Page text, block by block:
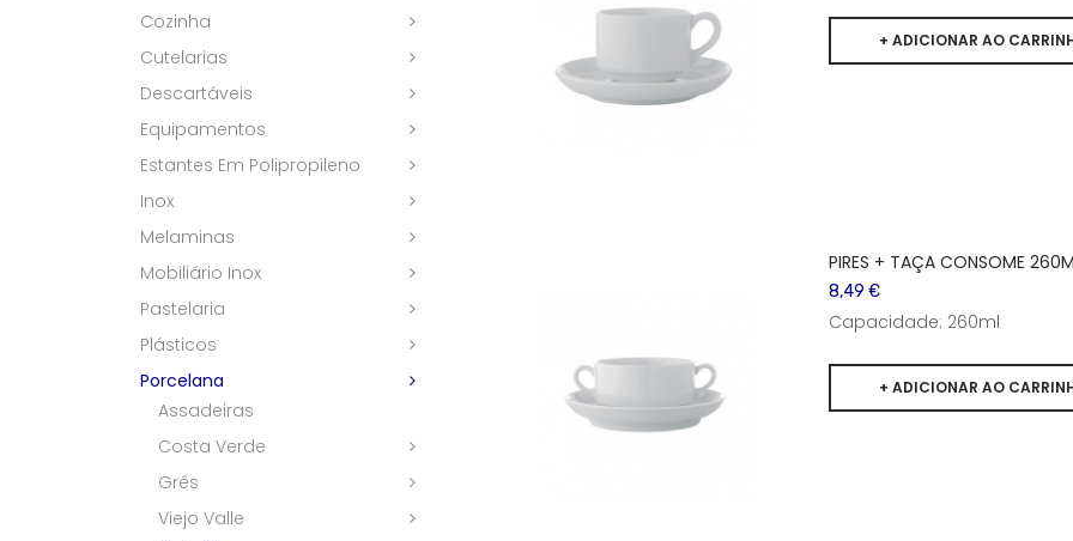
Cozinha
Cutelarias
Descartáveis
Equipamentos
Estantes Em Polipropileno
Inox
Melaminas
Mobiliário Inox
Pastelaria
Plásticos
Porcelana
Assadeiras
Costa Verde
Grês
Viejo Valle
PIRES + TAÇA CONSOME
8,49 €
Capacidade: 260ml